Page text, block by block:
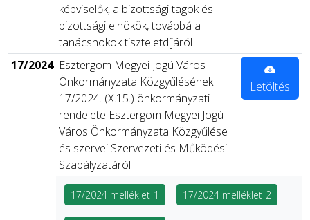
képviselők, a bizottsági tagok és
bizottsági elnökök, továbbá a
tanácsnokok tiszteletdíjáról
17/2024 Esztergom Megyei Jogú Város
Önkormányzata Közgyűlésének
17/2024. (X.15.) önkormányzati
rendelete Esztergom Megyei Jogú
Város Önkormányzata Közgyűlése
és szervei Szervezeti és Működési
Szabályzatáról
Letöltés
17/2024 melléklet-1 17/2024 melléklet-2